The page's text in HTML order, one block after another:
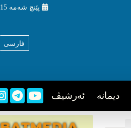
پێنچ شه‌مه‌ 15 گه‌لاوێژ2726
فارسی
دیمانه ئه‌رشیڤ